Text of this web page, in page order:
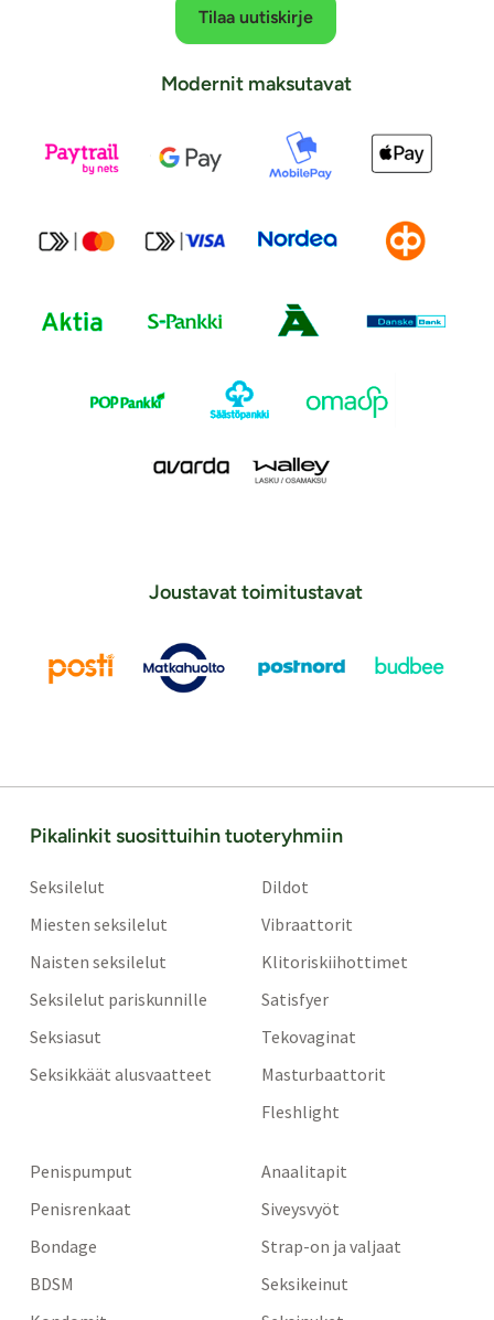
Tilaa uutiskirje
Modernit maksutavat
Joustavat toimitustavat
Pikalinkit suosittuihin tuoteryhmiin
Seksilelut
Miesten seksilelut
Naisten seksilelut
Seksilelut pariskunnille
Seksiasut
Seksikkäät alusvaatteet
Dildot
Vibraattorit
Klitoriskiihottimet
Satisfyer
Tekovaginat
Masturbaattorit
Fleshlight
Penispumput
Penisrenkaat
Bondage
BDSM
Anaalitapit
Siveysvyöt
Strap-on ja valjaat
Seksikeinut